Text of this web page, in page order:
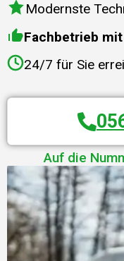
Modernste
Fachbetrieb
24/7 für Sie
Auf die